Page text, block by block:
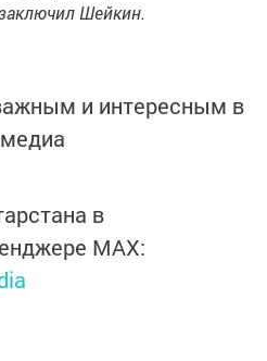
Шейкин.
и интересным в
в
MАХ: